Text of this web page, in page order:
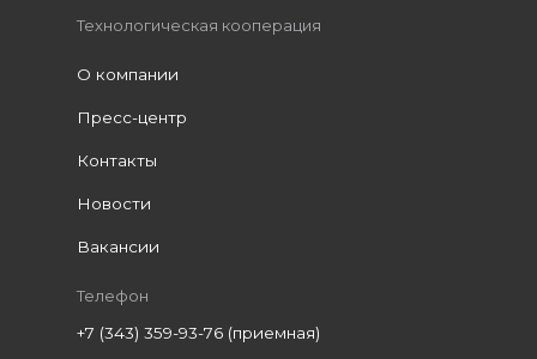
Технологическая кооперация
О компании
Пресс-центр
Контакты
Новости
Вакансии
Телефон
+7 (343) 359-93-76 (приемная)